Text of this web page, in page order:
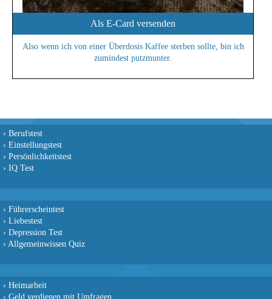
Als E-Card versenden
Also wenn ich von einer Überdosis Kaffee sterben sollte, bin ich
zumindest putzmunter.
› Berufstest
› Einstellungstest
› Persönlichkeitstest
› IQ Test
› Führerscheintest
› Liebestest
› Depression Test
› Allgemeinwissen Quiz
› Heimarbeit
› Geld verdienen mit Umfragen